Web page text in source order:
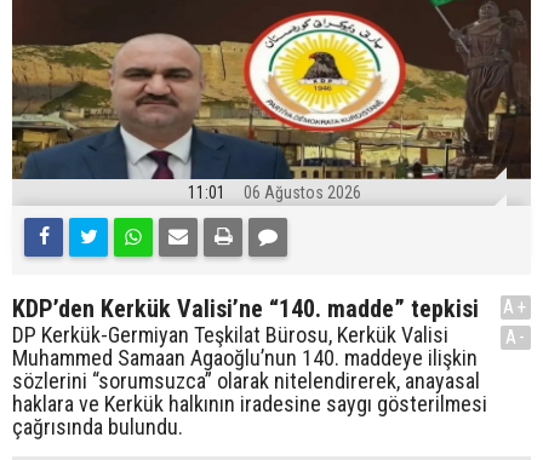
11:01 06 Ağustos 2026
KDP’den Kerkük Valisi’ne “140. madde” tepkisi
DP Kerkük-Germiyan Teşkilat Bürosu, Kerkük Valisi
Muhammed Samaan Agaoğlu’nun 140. maddeye ilişkin
sözlerini “sorumsuzca” olarak nitelendirerek, anayasal
haklara ve Kerkük halkının iradesine saygı gösterilmesi
çağrısında bulundu.
A+
A-